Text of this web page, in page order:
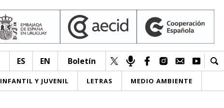
ES EN Boletín
INFANTIL Y JUVENIL LETRAS MEDIO AMBIENTE